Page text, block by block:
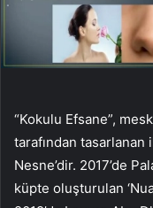
“Kokulu Efsane”,
tarafından tasarlanan
Nesne’dir. 2017’de
küpte oluşturulan